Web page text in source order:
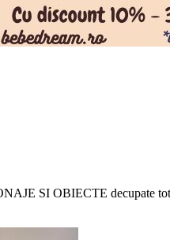
SI OBIECTE decupate